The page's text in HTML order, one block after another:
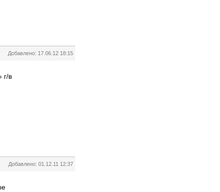
Добавлено: 17.06.12 18:15
г/в
Добавлено: 01.12.11 12:37